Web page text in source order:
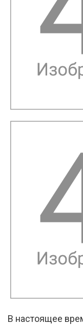
В настоящее